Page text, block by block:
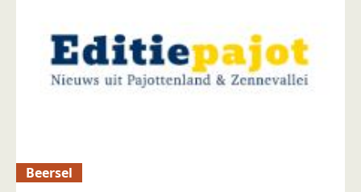
Beersel